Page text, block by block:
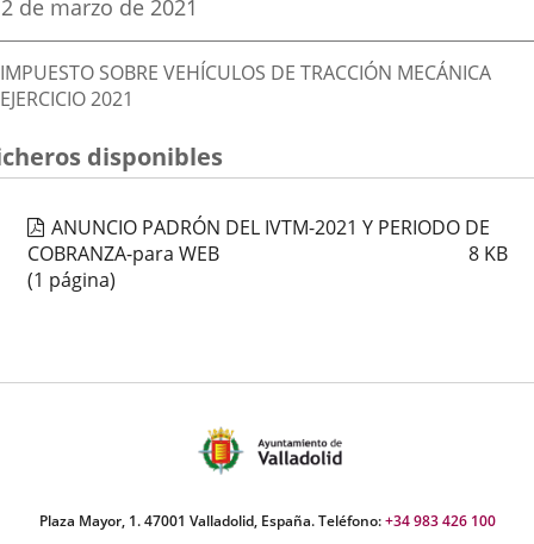
aplicación
externa.
aplicación
externa.
la
noticia
2 de marzo de 2021
Descripción
IMPUESTO SOBRE VEHÍCULOS DE TRACCIÓN MECÁNICA
EJERCICIO 2021
disponibles
ANUNCIO PADRÓN DEL IVTM-2021 Y PERIODO DE
COBRANZA-para WEB
8 KB
(1 página)
Plaza Mayor, 1. 47001 Valladolid, España. Teléfono:+34 983 426 100